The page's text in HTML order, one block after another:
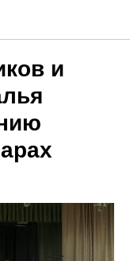
и